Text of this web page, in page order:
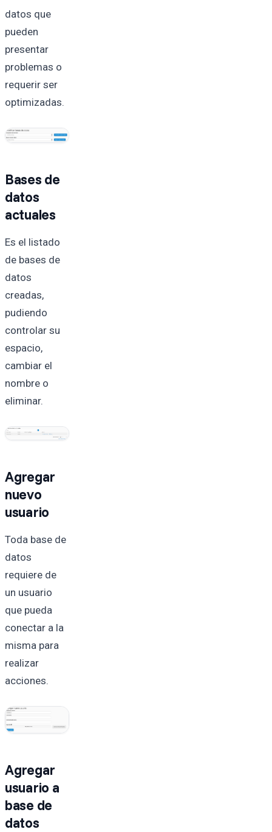
datos que
pueden
presentar
problemas o
requerir ser
optimizadas.
Bases de
datos
actuales
Es el listado
de bases de
datos
creadas,
pudiendo
controlar su
espacio,
cambiar el
nombre o
eliminar.
Agregar
nuevo
usuario
Toda base de
datos
requiere de
un usuario
que pueda
conectar a la
misma para
realizar
acciones.
Agregar
usuario a
base de
datos